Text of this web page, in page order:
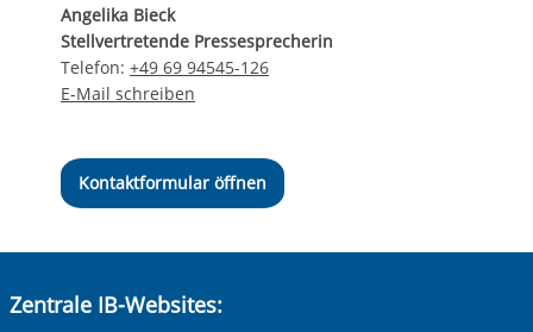
Angelika Bieck
Stellvertretende Pressesprecherin
Telefon:+49 69 94545-126
E-Mail schreiben
Kontaktformular öffnen
Zentrale IB-Websites: